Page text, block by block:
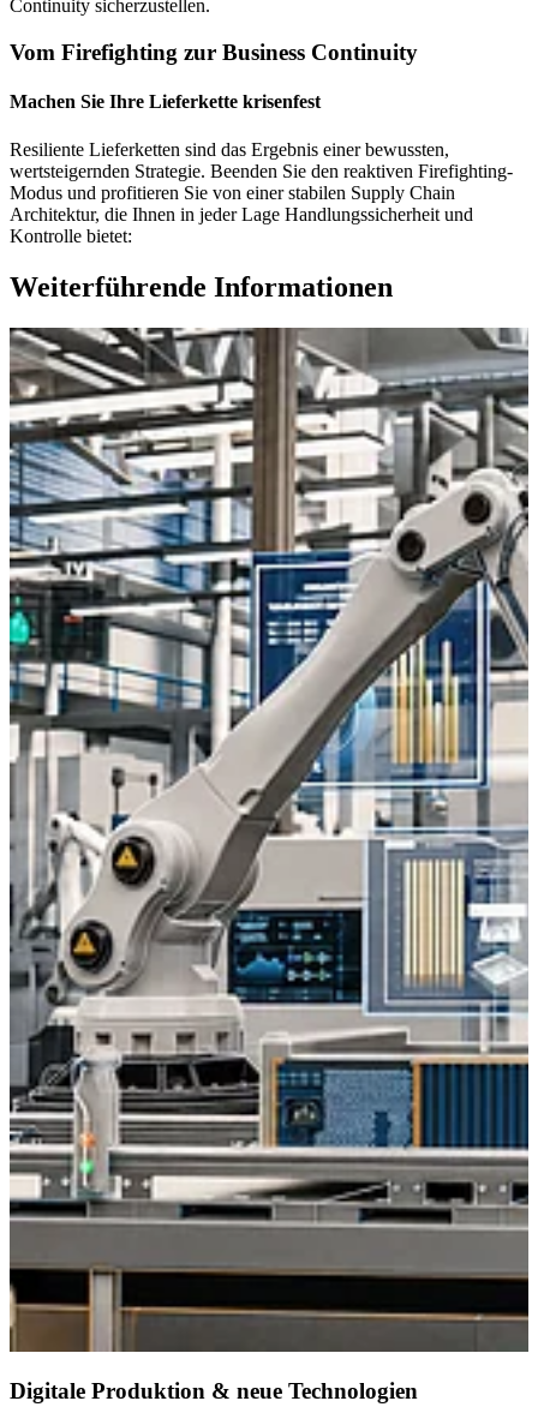
Continuity sicherzustellen.
Vom Firefighting zur Business Continuity
Machen Sie Ihre Lieferkette krisenfest
Resiliente Lieferketten sind das Ergebnis einer bewussten,
wertsteigernden Strategie. Beenden Sie den reaktiven Firefighting-
Modus und profitieren Sie von einer stabilen Supply Chain
Architektur, die Ihnen in jeder Lage Handlungssicherheit und
Kontrolle bietet:
Weiterführende Informationen
Digitale Produktion & neue Technologien